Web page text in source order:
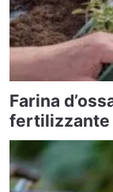
Farina
fertilizzante